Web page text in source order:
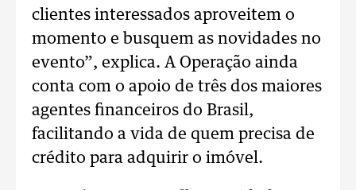
clientes interessados aproveitem o
momento e busquem as novidades no
evento”, explica. A Operação ainda
conta com o apoio de três dos maiores
agentes financeiros do Brasil,
facilitando a vida de quem precisa de
crédito para adquirir o imóvel.